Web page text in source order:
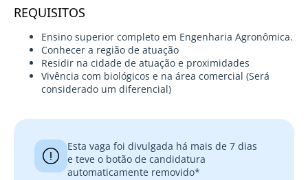
REQUISITOS
Ensino superior completo em Engenharia Agronômica.
Conhecer a região de atuação
Residir na cidade de atuação e proximidades
Vivência com biológicos e na área comercial (Será
considerado um diferencial)
Esta vaga foi divulgada há mais de 7 dias
e teve o botão de candidatura
automaticamente removido*